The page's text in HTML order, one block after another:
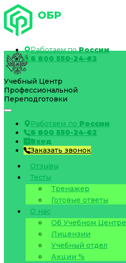
Работаем поРоссии
8 800 550-24-62
Учебный Центр
Профессиональной
Переподготовки
Работаем по России
8 800 550-24-62
Вход
Заказать звонок
Отзывы
Тесты
Тренажер
Готовые ответы
О нас
Об Учебном Центре
Лицензии
Учебный отдел
Акции %